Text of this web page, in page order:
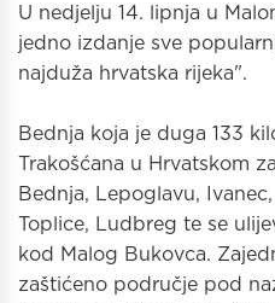
U nedjelju 14. lipnja u
jedno izdanje sve
najduža hrvatska rijeka".
Bednja koja je duga 133
Trakošćana u Hrvatskom
Bednja, Lepoglavu,
Toplice, Ludbreg te se
kod Malog Bukovca.
zaštićeno područje pod